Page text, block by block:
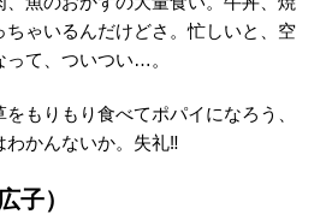
ちゃいるんだけどさ。忙しいと、空
て、ついつい…。
もりもり食べてポパイになろう、
かんないか。失礼‼
子）